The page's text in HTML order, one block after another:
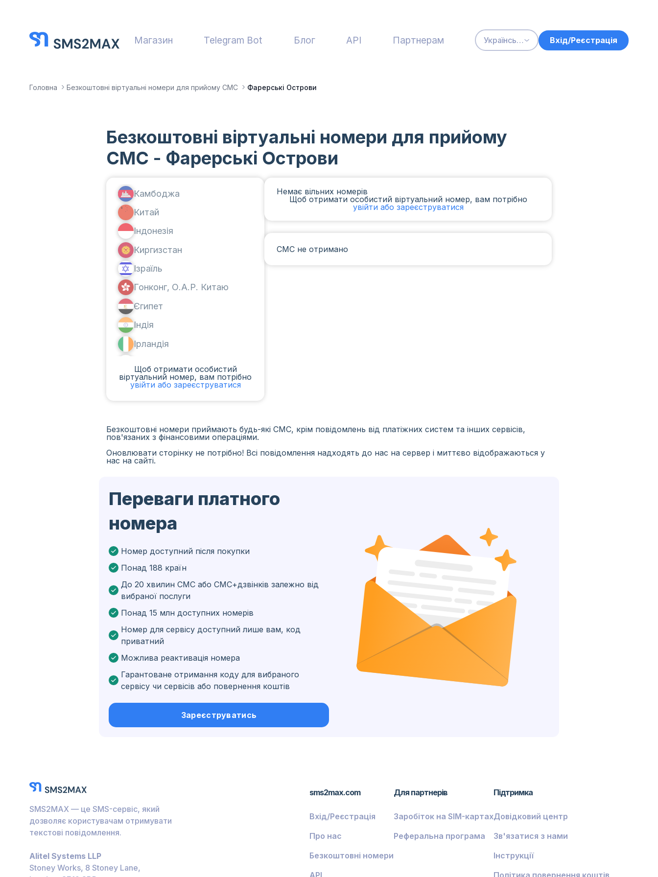
Магазин Telegram Bot Блог API Партнерам Українська Вхід/Реєстрація
Головна Безкоштовні віртуальні номери для прийому СМС Фарерські Острови
Безкоштовні віртуальні номери для прийому
СМС - Фарерські Острови
Камбоджа
Китай
Індонезія
Киргизстан
Ізраїль
Гонконг, О.А.Р. Китаю
Єгипет
Індія
Ірландія
Аргентина
Ірак
Іспанія
Алжир
Чехія
Гвінея
Ефіопія
Бразілія
Ангола
Кіпр
Бельґія
Болгарія
Угорщина
Еквадор
Щоб отримати особистий
віртуальний номер, вам потрібно
увійти або зареєструватися
Немає вільних номерів
Щоб отримати особистий віртуальний номер, вам потрібно
увійти або зареєструватися
СМС не отримано
Безкоштовні номери приймають будь-які СМС, крім повідомлень від платіжних систем та інших сервісів,
пов'язаних з фінансовими операціями.
Оновлювати сторінку не потрібно! Всі повідомлення надходять до нас на сервер і миттєво відображаються у
нас на сайті.
Переваги платного
номера
Номер доступний після покупки
Понад 188 країн
До 20 хвилин СМС або СМС+дзвінків залежно від
вибраної послуги
Понад 15 млн доступних номерів
Номер для сервісу доступний лише вам, код
приватний
Можлива реактивація номера
Гарантоване отримання коду для вибраного
сервісу чи сервісів або повернення коштів
Зареєструватись
SMS2MAX — це SMS-сервіс, який
дозволяє користувачам отримувати
текстові повідомлення.
Alitel Systems LLP
Stoney Works, 8 Stoney Lane,
sms2max.com
Вхід/Реєстрація
Про нас
Безкоштовні номери
Для партнерів
Заробіток на SIM-картах
Реферальна програма
Підтримка
Довідковий центр
Зв'язатися з нами
Інструкції